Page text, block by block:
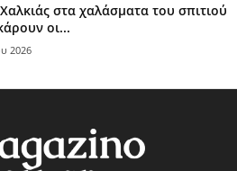
στα χαλάσματα του σπιτιού
οι...
2026